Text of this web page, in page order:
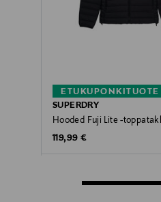
ETUKUPONKITUOTE
SUPERDRY
Hooded Fuji Lite -
Original Price
119,99 €